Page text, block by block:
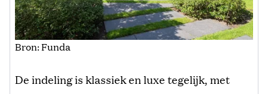
Bron: Funda
De indeling is klassiek en luxe tegelijk, met